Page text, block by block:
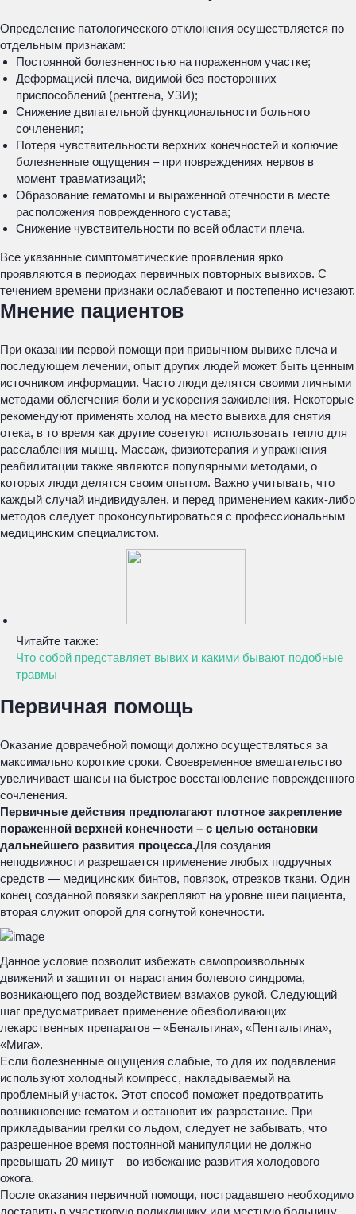
Определение патологического отклонения осуществляется по
отдельным признакам:
Постоянной болезненностью на пораженном участке;
Деформацией плеча, видимой без посторонних
приспособлений (рентгена, УЗИ);
Снижение двигательной функциональности больного
сочленения;
Потеря чувствительности верхних конечностей и колючие
болезненные ощущения – при повреждениях нервов в
момент травматизаций;
Образование гематомы и выраженной отечности в месте
расположения поврежденного сустава;
Снижение чувствительности по всей области плеча.
Все указанные симптоматические проявления ярко
проявляются в периодах первичных повторных вывихов. С
течением времени признаки ослабевают и постепенно исчезают.
Мнение пациентов
При оказании первой помощи при привычном вывихе плеча и
последующем лечении, опыт других людей может быть ценным
источником информации. Часто люди делятся своими личными
методами облегчения боли и ускорения заживления. Некоторые
рекомендуют применять холод на место вывиха для снятия
отека, в то время как другие советуют использовать тепло для
расслабления мышц. Массаж, физиотерапия и упражнения
реабилитации также являются популярными методами, о
которых люди делятся своим опытом. Важно учитывать, что
каждый случай индивидуален, и перед применением каких-либо
методов следует проконсультироваться с профессиональным
медицинским специалистом.
Читайте также:
Что собой представляет вывих и какими бывают подобные
травмы
Первичная помощь
Оказание доврачебной помощи должно осуществляться за
максимально короткие сроки. Своевременное вмешательство
увеличивает шансы на быстрое восстановление поврежденного
сочленения.
Первичные действия предполагают плотное закрепление
пораженной верхней конечности – с целью остановки
дальнейшего развития процесса.Для создания
неподвижности разрешается применение любых подручных
средств — медицинских бинтов, повязок, отрезков ткани. Один
конец созданной повязки закрепляют на уровне шеи пациента,
вторая служит опорой для согнутой конечности.
Данное условие позволит избежать самопроизвольных
движений и защитит от нарастания болевого синдрома,
возникающего под воздействием взмахов рукой. Следующий
шаг предусматривает применение обезболивающих
лекарственных препаратов – «Бенальгина», «Пентальгина»,
«Мига».
Если болезненные ощущения слабые, то для их подавления
используют холодный компресс, накладываемый на
проблемный участок. Этот способ поможет предотвратить
возникновение гематом и остановит их разрастание. При
прикладывании грелки со льдом, следует не забывать, что
разрешенное время постоянной манипуляции не должно
превышать 20 минут – во избежание развития холодового
ожога.
После оказания первичной помощи, пострадавшего необходимо
доставить в участковую поликлинику или местную больницу.